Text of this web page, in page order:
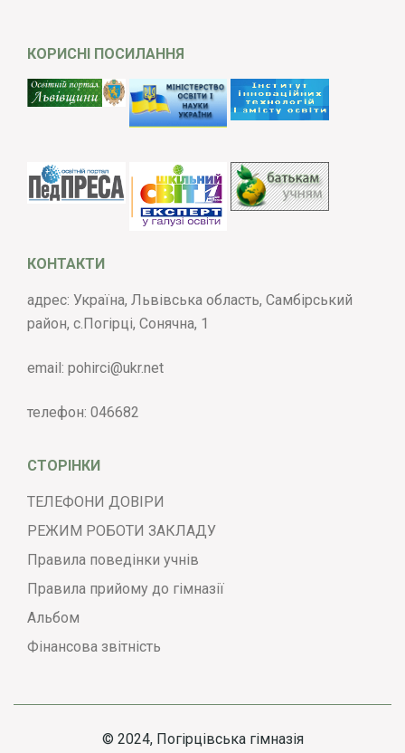
КОРИСНІ ПОСИЛАННЯ
КОНТАКТИ
адрес: Україна, Львівська область, Самбірський
район, с.Погірці, Сонячна, 1
email: pohirci@ukr.net
телефон: 046682
СТОРІНКИ
ТЕЛЕФОНИ ДОВІРИ
РЕЖИМ РОБОТИ ЗАКЛАДУ
Правила поведінки учнів
Правила прийому до гімназії
Альбом
Фінансова звітність
© 2024, Погірцівська гімназія